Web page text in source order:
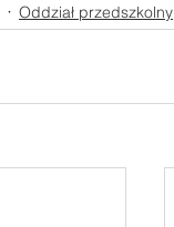
Oddział przedszkolny